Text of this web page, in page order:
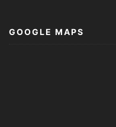
GOOGLE MAPS